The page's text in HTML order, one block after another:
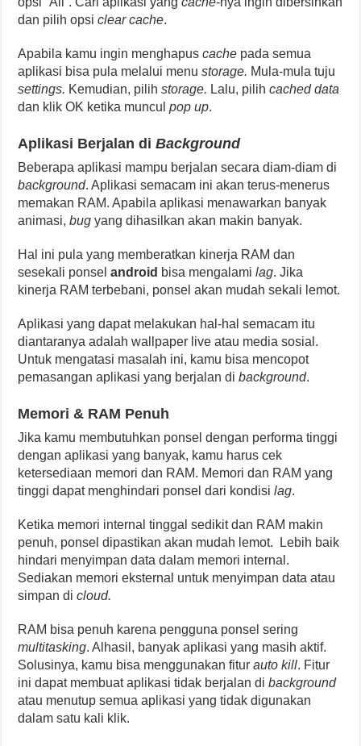
dan pilih opsiclear cache.
Apabila kamu ingin menghapuscache pada semua
aplikasi bisa pula melalui menustorage. Mula-mula tuju
settings. Kemudian, pilihstorage. Lalu, pilihcached data
dan klik OK ketika munculpop up.
Aplikasi Berjalan diBackground
Beberapa aplikasi mampu berjalan secara diam-diam di
background. Aplikasi semacam ini akan terus-menerus
memakan RAM. Apabila aplikasi menawarkan banyak
animasi,bug yang dihasilkan akan makin banyak.
Hal ini pula yang memberatkan kinerja RAM dan
sesekali ponselandroid bisa mengalamilag. Jika
kinerja RAM terbebani, ponsel akan mudah sekali lemot.
Aplikasi yang dapat melakukan hal-hal semacam itu
diantaranya adalah wallpaper live atau media sosial.
Untuk mengatasi masalah ini, kamu bisa mencopot
pemasangan aplikasi yang berjalan dibackground.
Memori & RAM Penuh
Jika kamu membutuhkan ponsel dengan performa tinggi
dengan aplikasi yang banyak, kamu harus cek
ketersediaan memori dan RAM. Memori dan RAM yang
tinggi dapat menghindari ponsel dari kondisilag.
Ketika memori internal tinggal sedikit dan RAM makin
penuh, ponsel dipastikan akan mudah lemot. Lebih baik
hindari menyimpan data dalam memori internal.
Sediakan memori eksternal untuk menyimpan data atau
simpan dicloud.
RAM bisa penuh karena pengguna ponsel sering
multitasking. Alhasil, banyak aplikasi yang masih aktif.
Solusinya, kamu bisa menggunakan fiturauto kill. Fitur
ini dapat membuat aplikasi tidak berjalan dibackground
atau menutup semua aplikasi yang tidak digunakan
dalam satu kali klik.